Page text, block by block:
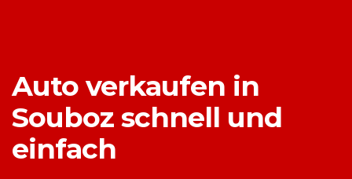
Auto verkaufen in
Souboz schnell und
einfach